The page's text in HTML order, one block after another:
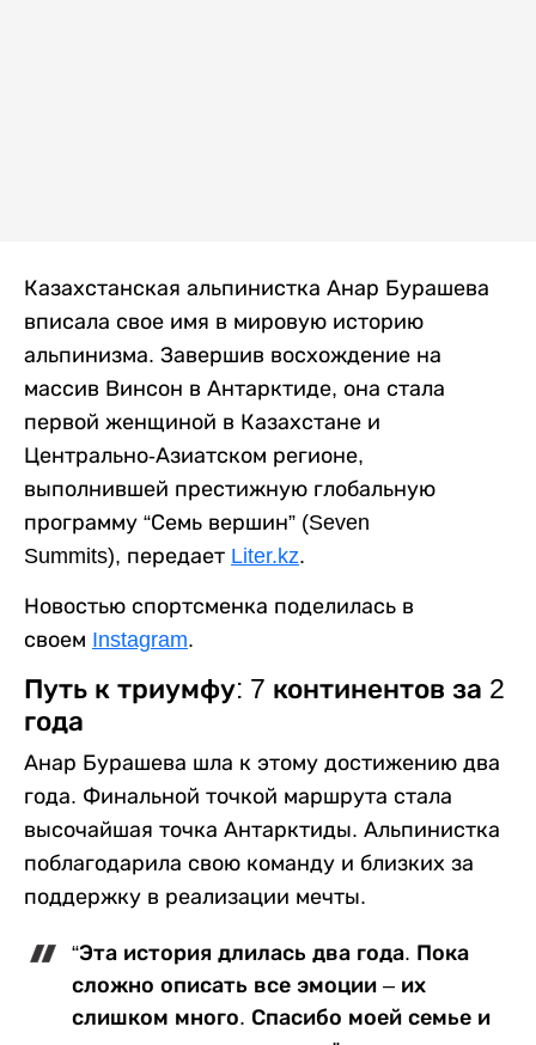
Казахстанская альпинистка Анар Бурашева
вписала свое имя в мировую историю
альпинизма. Завершив восхождение на
массив Винсон в Антарктиде, она стала
первой женщиной в Казахстане и
Центрально-Азиатском регионе,
выполнившей престижную глобальную
программу “Семь вершин” (Seven
Summits), передает Liter.kz.
Новостью спортсменка поделилась в
своем Instagram.
Путь к триумфу: 7 континентов за 2
года
Анар Бурашева шла к этому достижению два
года. Финальной точкой маршрута стала
высочайшая точка Антарктиды. Альпинистка
поблагодарила свою команду и близких за
поддержку в реализации мечты.
“Эта история длилась два года. Пока
сложно описать все эмоции – их
слишком много. Спасибо моей семье и